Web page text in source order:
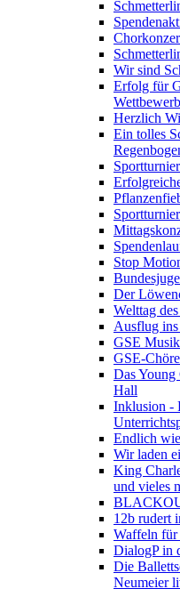
Wir sind
Erfolg für
Wettbewerb
Herzlich
Ein tolles
Stop
Der
Welttag
Ausflug
GSE
GSE-
Das Young
Hall
Inklusion -
Endlich
Wir laden
King
und vieles
12b rudert
Waffeln für
DialogP in
Die
Neumeier